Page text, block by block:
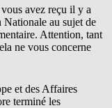
avez reçu il y a
Nationale au sujet de
Attention, tant
ne vous concerne
et des Affaires
terminé les